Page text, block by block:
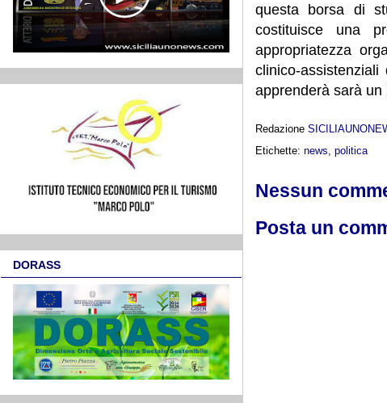
questa borsa di
costituisce una
appropriatezza
clinico-
apprenderà sarà un
Redazione
Etichette: news politica
Nessun
Posta un
DORASS